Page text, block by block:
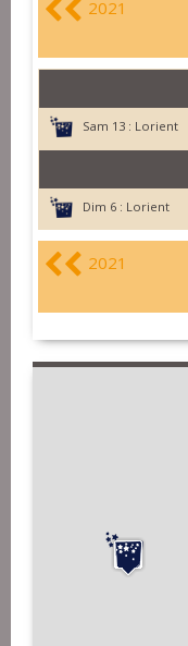
2021
Sam 13 : Lorient
Dim 6 : Lorient
2021